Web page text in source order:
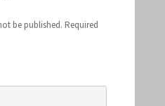
be published. Required